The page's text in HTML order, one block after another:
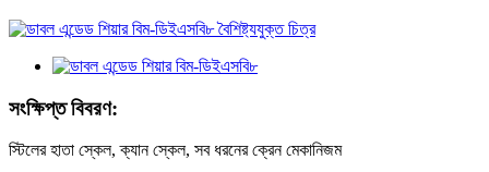
সংক্ষিপ্ত বিবরণ:
স্টিলের হাতা স্কেল, ক্যান স্কেল, সব ধরনের ক্রেন মেকানিজম